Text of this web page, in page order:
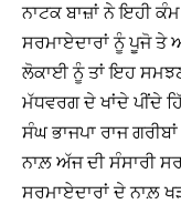
ਨਾਟਕ ਬਾਜ਼ਾਂ ਨੇ ਇਹੀ
ਸਰਮਾਏਦਾਰਾਂ ਨੂੰ ਪੂਜੋ ਤੇ
ਲੋਕਾਈ ਨੂੰ ਤਾਂ ਇਹ
ਮੱਧਵਰਗ ਦੇ ਖਾਂਦੇ ਪੀਂਦੇ
ਸੰਘ ਭਾਜਪਾ ਰਾਜ
ਨਾਲ਼ ਅੱਜ ਦੀ ਸੰਸਾਰੀ
ਸਰਮਾਏਦਾਰਾਂ ਦੇ ਨਾਲ਼